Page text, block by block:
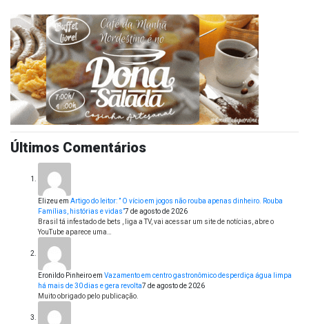
Últimos Comentários
Elizeu em Artigo do leitor: ” O vício em jogos não rouba apenas dinheiro. Rouba
Famílias, histórias e vidas”7 de agosto de 2026
Brasil tá infestado de bets , liga a TV, vai acessar um site de notícias, abre o
YouTube aparece uma…
Eronildo Pinheiroem Vazamento em centro gastronômico desperdiça água limpa
há mais de 30 dias e gera revolta7 de agosto de 2026
Muito obrigado pelo publicação.